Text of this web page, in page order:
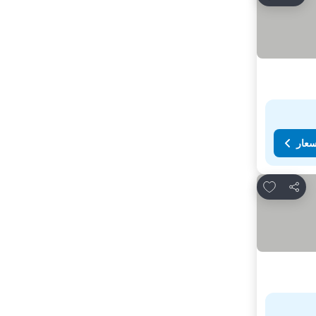
مشاركة
Add to favorites